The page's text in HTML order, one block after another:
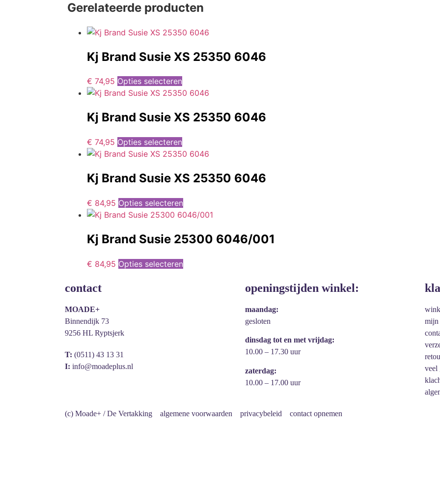
Gerelateerde producten
Kj Brand Susie XS 25350 6046
€ 74,95 Opties selecteren
Kj Brand Susie XS 25350 6046
€ 74,95 Opties selecteren
Kj Brand Susie XS 25350 6046
€ 84,95 Opties selecteren
Kj Brand Susie 25300 6046/001
€ 84,95 Opties selecteren
contact
MOADE+
Binnendijk 73
9256 HL Ryptsjerk
T: (0511) 43 13 31
I: info@moadeplus.nl
openingstijden winkel:
maandag:
gesloten
dinsdag tot en met vrijdag:
10.00 – 17.30 uur
zaterdag:
10.00 – 17.00 uur
mijn
veel
(c) Moade+ / De Vertakking algemene voorwaarden privacybeleid contact opnemen